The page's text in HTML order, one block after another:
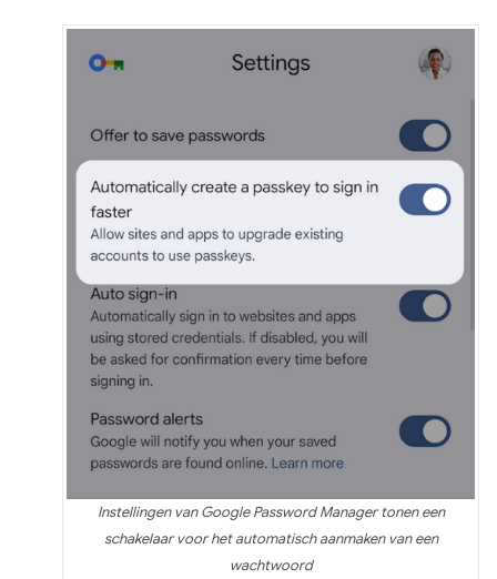
Instellingen van Google Password Manager tonen een
schakelaar voor het automatisch aanmaken van een
wachtwoord